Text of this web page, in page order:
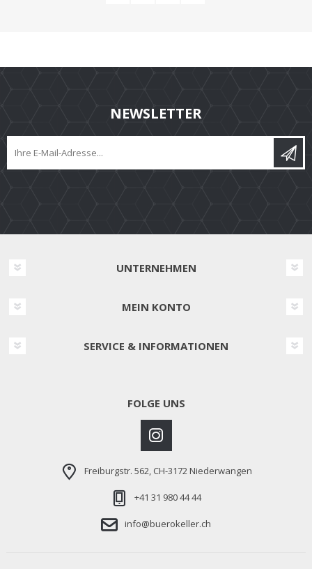
NEWSLETTER
UNTERNEHMEN
MEIN KONTO
SERVICE & INFORMATIONEN
FOLGE UNS
Freiburgstr. 562, CH-3172 Niederwangen
+41 31 980 44 44
info@buerokeller.ch